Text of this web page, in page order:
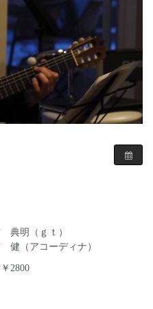
典明（ｇｔ）
健（アコーディナ）
2800